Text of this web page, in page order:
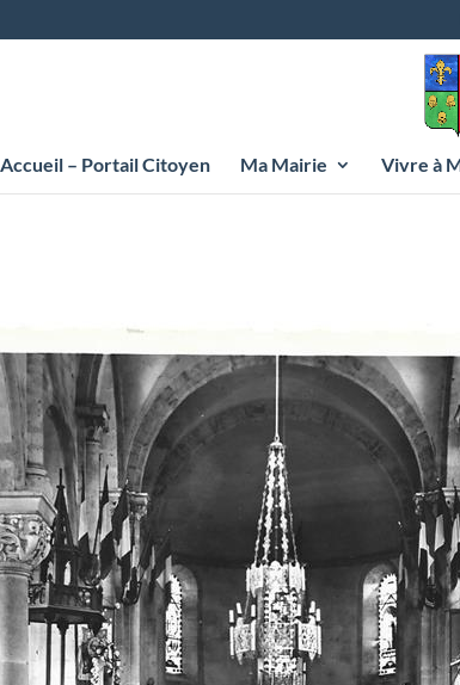
Accueil – Portail Citoyen Ma Mairie Vivre à